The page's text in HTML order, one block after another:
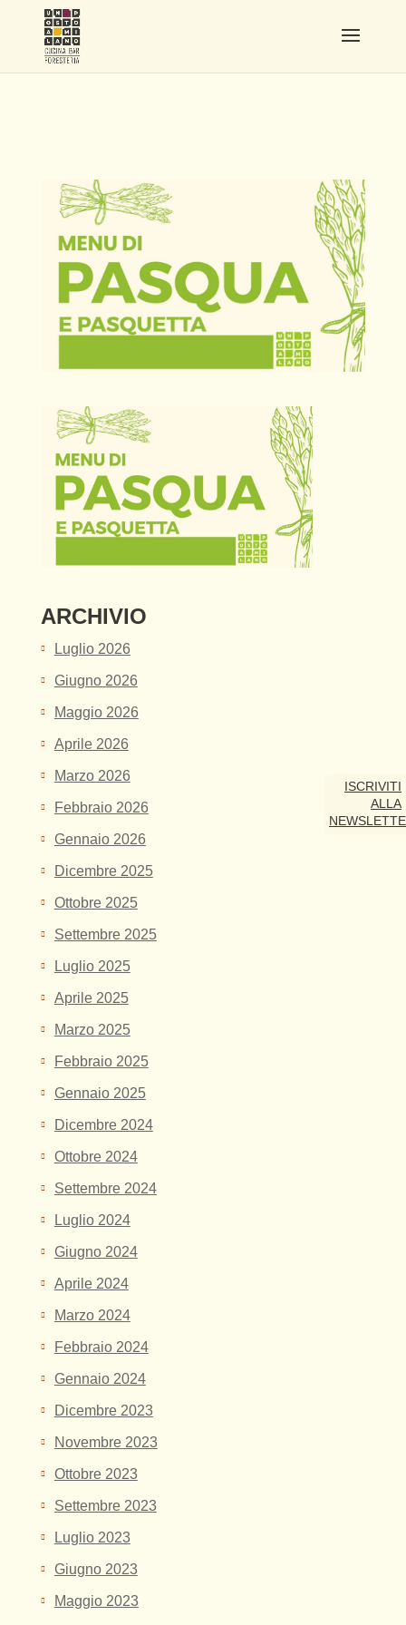
ARCHIVIO
Luglio 2026
Giugno 2026
Maggio 2026
Aprile 2026
Marzo 2026
Febbraio 2026
Gennaio 2026
Dicembre 2025
Ottobre 2025
Settembre 2025
Luglio 2025
Aprile 2025
Marzo 2025
Febbraio 2025
Gennaio 2025
Dicembre 2024
Ottobre 2024
Settembre 2024
Luglio 2024
Giugno 2024
Aprile 2024
Marzo 2024
Febbraio 2024
Gennaio 2024
Dicembre 2023
Novembre 2023
Ottobre 2023
Settembre 2023
Luglio 2023
Giugno 2023
Maggio 2023
ISCRIVITI
ALLA